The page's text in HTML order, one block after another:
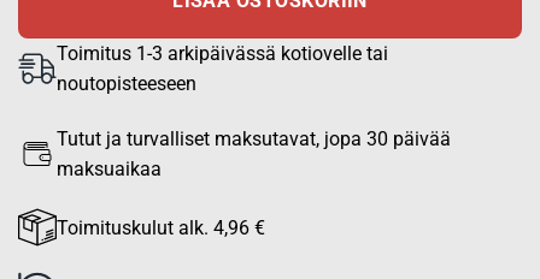
Toimitus 1-3 arkipäivässä kotiovelle tai
noutopisteeseen
Tutut ja turvalliset maksutavat, jopa 30 päivää
maksuaikaa
Toimituskulut alk. 4,96 €